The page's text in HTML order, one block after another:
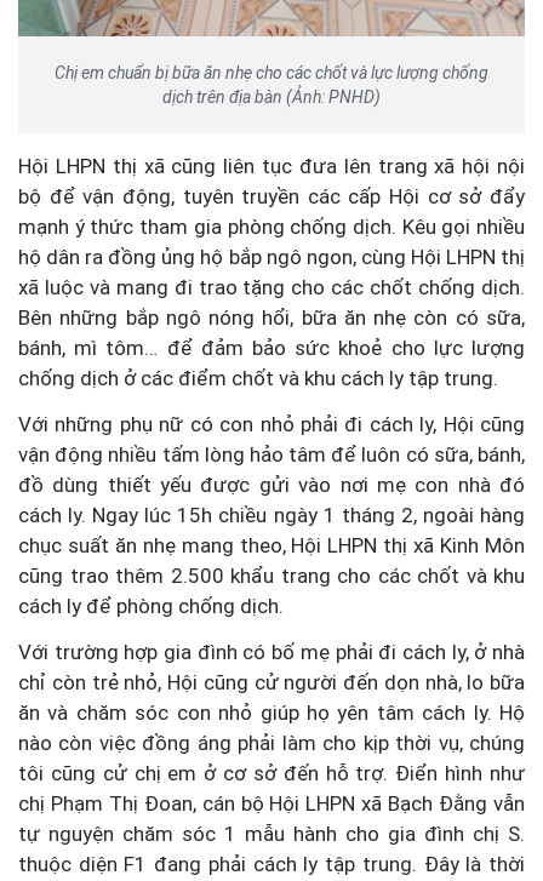
Chị em chuẩn bị bữa ăn nhẹ cho các chốt và lực lượng chống
dịch trên địa bàn (Ảnh: PNHD)
Hội LHPN thị xã cũng liên tục đưa lên trang xã hội nội
bộ để vận động, tuyên truyền các cấp Hội cơ sở đẩy
mạnh ý thức tham gia phòng chống dịch. Kêu gọi nhiều
hộ dân ra đồng ủng hộ bắp ngô ngon, cùng Hội LHPN thị
xã luộc và mang đi trao tặng cho các chốt chống dịch.
Bên những bắp ngô nóng hổi, bữa ăn nhẹ còn có sữa,
bánh, mì tôm… để đảm bảo sức khoẻ cho lực lượng
chống dịch ở các điểm chốt và khu cách ly tập trung.
Với những phụ nữ có con nhỏ phải đi cách ly, Hội cũng
vận động nhiều tấm lòng hảo tâm để luôn có sữa, bánh,
đồ dùng thiết yếu được gửi vào nơi mẹ con nhà đó
cách ly. Ngay lúc 15h chiều ngày 1 tháng 2, ngoài hàng
chục suất ăn nhẹ mang theo, Hội LHPN thị xã Kinh Môn
cũng trao thêm 2.500 khẩu trang cho các chốt và khu
cách ly để phòng chống dịch.
Với trường hợp gia đình có bố mẹ phải đi cách ly, ở nhà
chỉ còn trẻ nhỏ, Hội cũng cử người đến dọn nhà, lo bữa
ăn và chăm sóc con nhỏ giúp họ yên tâm cách ly. Hộ
nào còn việc đồng áng phải làm cho kịp thời vụ, chúng
tôi cũng cử chị em ở cơ sở đến hỗ trợ. Điển hình như
chị Phạm Thị Đoan, cán bộ Hội LHPN xã Bạch Đằng vẫn
tự nguyện chăm sóc 1 mẫu hành cho gia đình chị S.
thuộc diện F1 đang phải cách ly tập trung. Đây là thời